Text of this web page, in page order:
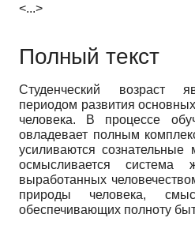
<...>
Полный текст
Студенческий возраст
периодом развития
человека. В процессе
овладевает полным
усиливаются сознательные
осмысливается система
выработанных
природы человека,
обеспечивающих полноту